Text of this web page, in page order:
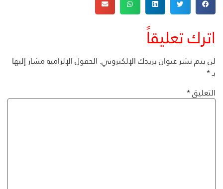
اترك تعليقاً
لن يتم نشر عنوان بريدك الإلكتروني.الحقول الإلزامية مشار إليها
بـ*
التعليق*